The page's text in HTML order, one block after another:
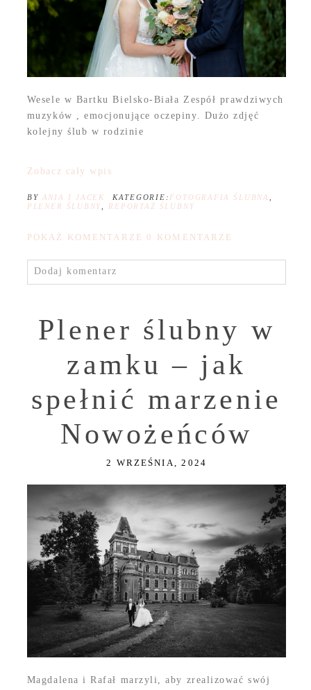
Wesele w Bartku Bielsko-Biała Zespół prawdziwych
muzyków , emocjonujące oczepiny. Dużo zdjęć
kolejny ślub w rodzinie
Zobacz cały wpis
BY ANIA I JACEK KATEGORIE: FOTOGRAFIA ŚLUBNA
PLENER ŚLUBNY
REPORTAŻ ŚLUBNY
POKAŻ KOMENTARZE 0 KOMENTARZE
Dodaj komentarz
Plener ślubny w
zamku – jak
spełnić marzenie
Nowożeńców
2 WRZEŚNIA, 2024
Magdalena i Rafał marzyli, aby zrealizować swój